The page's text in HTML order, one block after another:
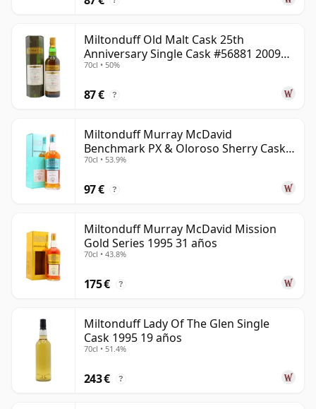
Miltonduff Old Malt Cask 25th
Anniversary Single Cask #56881 2009
13 años
70cl • 50%
87 € ?
Miltonduff Murray McDavid
Benchmark PX & Oloroso Sherry Cask
2008 15 años
70cl • 53.9%
97 € ?
Miltonduff Murray McDavid Mission
Gold Series 1995 31 años
70cl • 43.8%
175 € ?
Miltonduff Lady Of The Glen Single
Cask 1995 19 años
70cl • 51.4%
243 € ?